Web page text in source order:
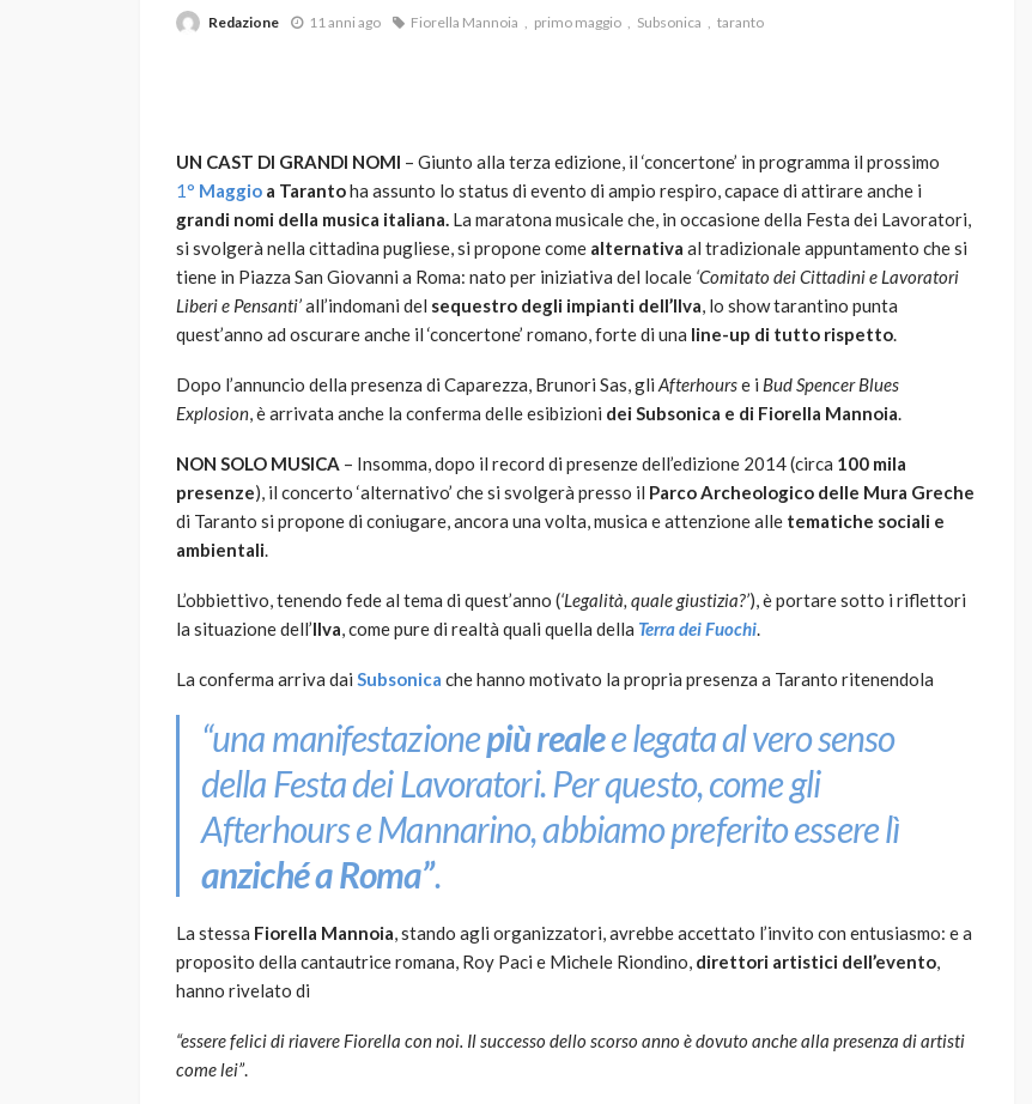
Redazione 11 anni ago Fiorella Mannoia primo maggio Subsonica taranto
UN CAST DI GRANDI NOMI – Giunto alla terza edizione, il ‘concertone’ in programma il prossimo
1° Maggio a Tarantoha assunto lo status di evento di ampio respiro, capace di attirare anche i
grandi nomi della musica italiana. La maratona musicale che, in occasione della Festa dei Lavoratori,
si svolgerà nella cittadina pugliese, si propone come alternativa al tradizionale appuntamento che si
tiene in Piazza San Giovanni a Roma: nato per iniziativa del locale ‘Comitato dei Cittadini e Lavoratori
Liberi e Pensanti’all’indomani del sequestro degli impianti dell’Ilva, lo show tarantino punta
quest’anno ad oscurare anche il ‘concertone’ romano, forte di una line-up di tutto rispetto.
Dopo l’annuncio della presenza di Caparezza, Brunori Sas, gli Afterhourse i Bud Spencer Blues
Explosion, è arrivata anche la conferma delle esibizioni dei Subsonica e di Fiorella Mannoia.
NON SOLO MUSICA – Insomma, dopo il record di presenze dell’edizione 2014 (circa 100 mila
presenze), il concerto ‘alternativo’ che si svolgerà presso il Parco Archeologico delle Mura Greche
di Taranto si propone di coniugare, ancora una volta, musica e attenzione alle tematiche sociali e
ambientali.
L’obbiettivo, tenendo fede al tema di quest’anno (‘Legalità, quale giustizia?’), è portare sotto i riflettori
la situazione dell’Ilva, come pure di realtà quali quella della Terra dei Fuochi.
La conferma arriva dai Subsonica che hanno motivato la propria presenza a Taranto ritenendola
“una manifestazionepiù realee legata al vero senso
della Festa dei Lavoratori. Per questo, come gli
Afterhours e Mannarino, abbiamo preferito essere lì
anziché a Roma”.
La stessa Fiorella Mannoia, stando agli organizzatori, avrebbe accettato l’invito con entusiasmo: e a
proposito della cantautrice romana, Roy Paci e Michele Riondino, direttori artistici dell’evento,
hanno rivelato di
“essere felici di riavere Fiorella con noi. Il successo dello scorso anno è dovuto anche alla presenza di artisti
come lei”.
VARIE
Robot tagliaerba: quale
scegliere per il tuo prato
god 1 anno ago 784
Davis: tennis mondiale e
passione per
l’automobilismo
abbracciano la stessa causa
god 9 mesi ago